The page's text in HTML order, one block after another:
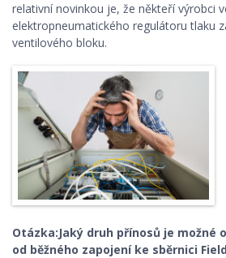
relativní novinkou je, že někteří výrobci
elektropneumatického regulátoru tlaku
ventilového bloku.
Otázka:Jaký druh přínosů je možné
od běžného zapojení ke sběrnici